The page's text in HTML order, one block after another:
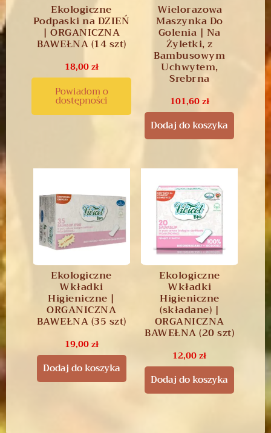
Ekologiczne
Podpaski na DZIEŃ
| ORGANICZNA
BAWEŁNA (14 szt)
18,00zł
Powiadom o
dostępności
Wielorazowa
Maszynka Do
Golenia | Na
Żyletki, z
Bambusowym
Uchwytem,
Srebrna
101,60zł
Dodaj do koszyka
Ekologiczne
Wkładki
Higieniczne |
ORGANICZNA
BAWEŁNA (35 szt)
19,00zł
Dodaj do koszyka
Ekologiczne
Wkładki
Higieniczne
(składane) |
ORGANICZNA
BAWEŁNA (20 szt)
12,00zł
Dodaj do koszyka